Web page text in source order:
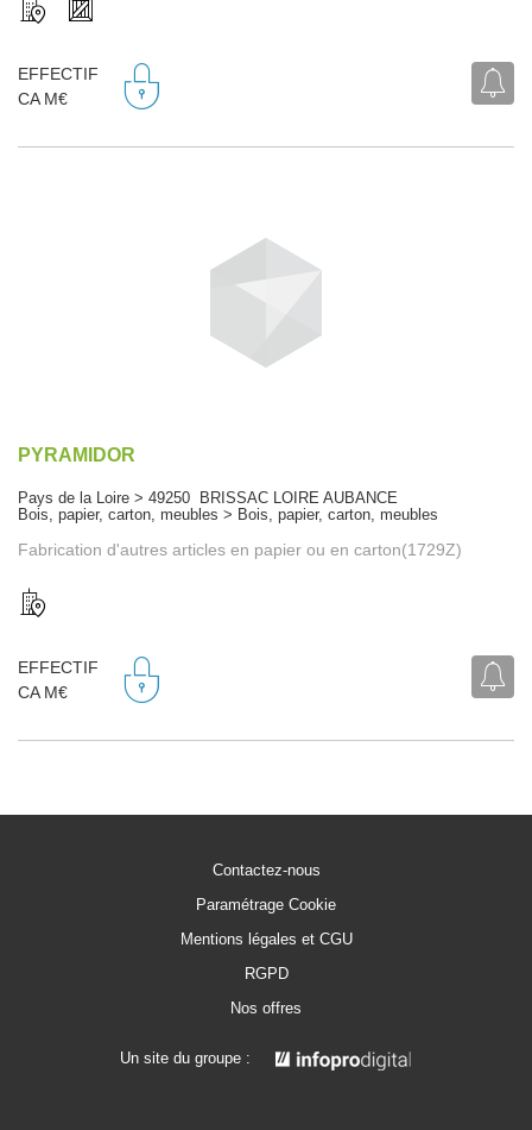
EFFECTIF
CA M€
PYRAMIDOR
Pays de la Loire > 49250 BRISSAC LOIRE AUBANCE
Bois, papier, carton, meubles > Bois, papier, carton, meubles
Fabrication d'autres articles en papier ou en carton(1729Z)
EFFECTIF
CA M€
Contactez-nous
Paramétrage Cookie
Mentions légales et CGU
RGPD
Nos offres
Un site du groupe :